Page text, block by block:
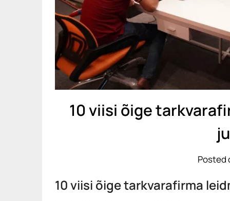
10 viisi õige
Posted
10 viisi õige tarkvarafirma